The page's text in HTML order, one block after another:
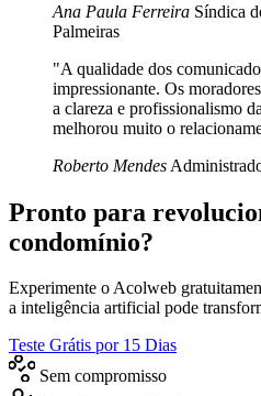
Ana Paula Ferreira Síndica
Palmeiras
"A qualidade dos
impressionante. Os
a clareza e profissionalismo
melhorou muito o
Roberto Mendes
Pronto para
condomínio?
Experimente o Acolweb
a inteligência artificial pode
Teste Grátis por 15 Dias
Sem compromisso